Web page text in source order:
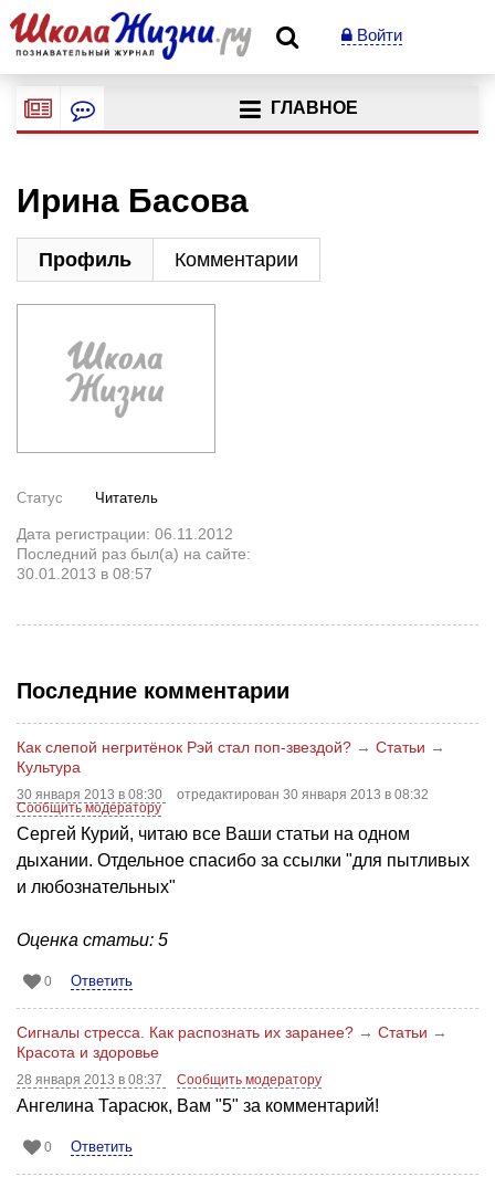
Войти
ГЛАВНОЕ
Ирина Басова
Профиль Комментарии
Статус Читатель
Дата регистрации: 06.11.2012
Последний раз был(а) на сайте:
30.01.2013 в 08:57
Последние комментарии
Как слепой негритёнок Рэй стал поп-звездой? → Статьи →
Культура
30 января 2013 в 08:30
отредактирован 30 января 2013 в 08:32
Сообщить модератору
Сергей Курий, читаю все Ваши статьи на одном
дыхании. Отдельное спасибо за ссылки "для пытливых
и любознательных"
Оценка статьи: 5
0 Ответить
Сигналы стресса. Как распознать их заранее? → Статьи →
Красота и здоровье
28 января 2013 в 08:37 Сообщить модератору
Ангелина Тарасюк, Вам "5" за комментарий!
0 Ответить